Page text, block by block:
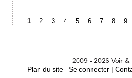
1 2 3 4 5 6 7 8 9
2009 - 2026 Voir &
Plan du site| Se connecter|